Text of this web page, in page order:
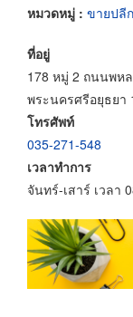
หมวดหมู่ : ขายปลี
ที่อยู่
178 หมู่ 2 ถนนพห
พระนครศรีอยุธยา
โทรศัพท์
035-271-548
เวลาทำการ
จันทร์-เสาร์ เวลา